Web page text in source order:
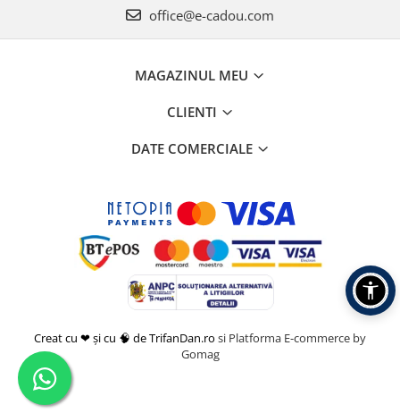
office@e-cadou.com
MAGAZINUL MEU
CLIENTI
DATE COMERCIALE
Creat cu ❤ și cu 🧠 de TrifanDan.ro si Platforma E-commerce by
Gomag